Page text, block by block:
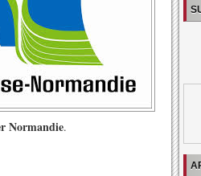
Normandie.